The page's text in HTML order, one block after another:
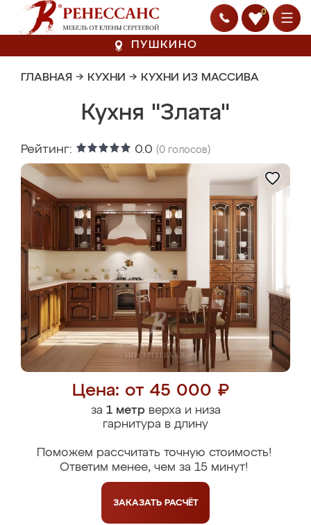
0
ПУШКИНО
ГЛАВНАЯ → КУХНИ → КУХНИ ИЗ МАССИВА
Кухня "Злата"
Рейтинг: 0.0 (0 голосов)
Цена: от 45 000 ₽
за 1 метрверха и низа
гарнитура в длину
Поможем рассчитать точную стоимость!
Ответим менее, чем за 15 минут!
ЗАКАЗАТЬ РАСЧЁТ